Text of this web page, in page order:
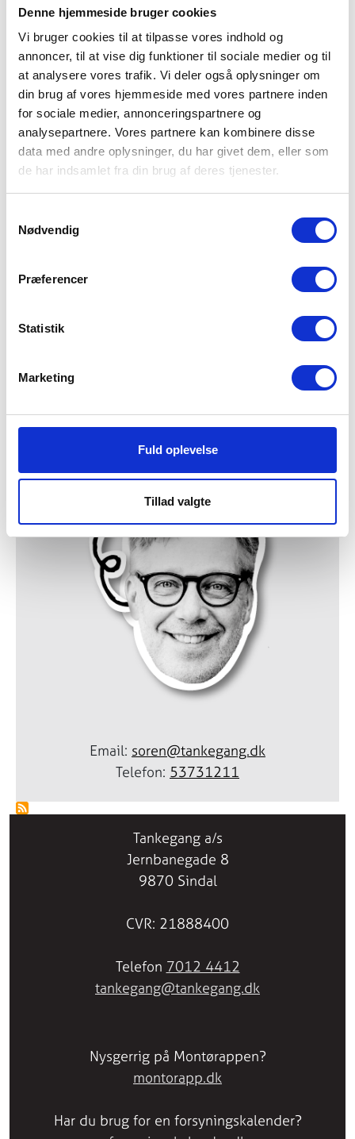
Denne hjemmeside bruger cookies
Vi bruger cookies til at tilpasse vores indhold og
annoncer, til at vise dig funktioner til sociale medier og til
at analysere vores trafik. Vi deler også oplysninger om
din brug af vores hjemmeside med vores partnere inden
for sociale medier, annonceringspartnere og
analysepartnere. Vores partnere kan kombinere disse
data med andre oplysninger, du har givet dem, eller som
de har indsamlet fra din brug af deres tjenester.
Nødvendig
Præferencer
Statistik
Marketing
Fuld oplevelse
Tillad valgte
Kunder
SONFOR, Vores Elnet, Skanderborg Forsyning,
Thisted Varmeforsyning, Fjernvarme Fyn,
ENVAFORS, Vestforsyning, Skive Vand, GEV og
mange andre.
Udfordringen
Når vand- el- eller varmeforsyningen skifter målere
eller udfører service på dem, er det vigtigt for
misforståelser. Til det har Tankegang udviklet
montørapp, som gør det nemt for montøren, sparer
forsyningen administration og giver hurtig og god
information til kunden.
Processen
Email: soren@tankegang.dk
Telefon: 53731211
Tankegang a/s
Jernbanegade 8
9870 Sindal
CVR: 21888400
Telefon 7012 4412
tankegang@tankegang.dk
Nysgerrig på Montørappen?
montorapp.dk
Har du brug for en forsyningskalender?